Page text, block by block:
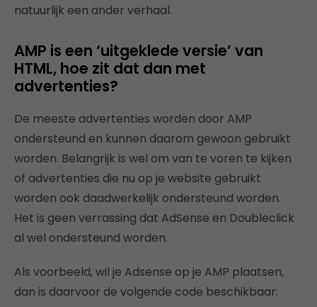
natuurlijk een ander verhaal.
AMP is een ‘uitgeklede versie’ van
HTML, hoe zit dat dan met
advertenties?
De meeste advertenties worden door AMP
ondersteund en kunnen daarom gewoon gebruikt
worden. Belangrijk is wel om van te voren te kijken
of advertenties die nu op je website gebruikt
worden ook daadwerkelijk ondersteund worden.
Het is geen verrassing dat AdSense en Doubleclick
al wel ondersteund worden.
Als voorbeeld, wil je Adsense op je AMP plaatsen,
dan is daarvoor de volgende code beschikbaar: